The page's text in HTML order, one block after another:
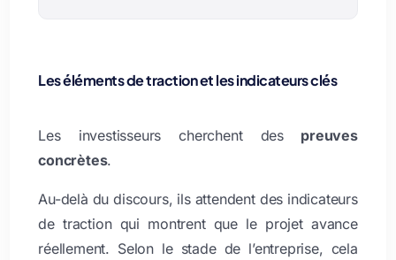
Les éléments de traction et les indicateurs clés
Les investisseurs cherchent des preuves
concrètes.
Au-delà du discours, ils attendent des indicateurs
de traction qui montrent que le projet avance
réellement. Selon le stade de l’entreprise, cela